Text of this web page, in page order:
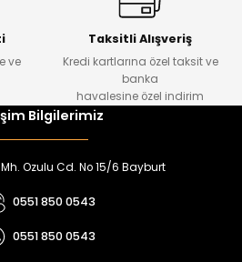
Gömlek Navi Kız Çocuk Kot Pantolon
₺ 650
%15
Tivon Kız Çocuk 3’lü Takım
₺ 2.340
ve
Taksitli Alışveriş
Kredi kartlarına özel taksit ve
banka
havalesine özel indirim
Bilgilerimiz
Ozulu Cd. No 15/6 Bayburt
0551 850 0543
0551 850 0543